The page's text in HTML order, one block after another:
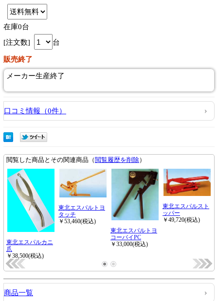
在庫0台
[注文数]
台
販売終了
メーカー生産終了
口コミ情報（0件）
商品一覧